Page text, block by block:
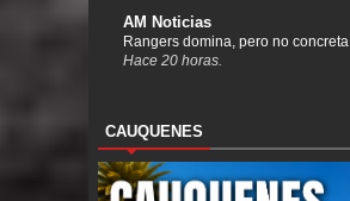
AM Noticias
Rangers domina, pero no concreta
Hace 20 horas.
CAUQUENES